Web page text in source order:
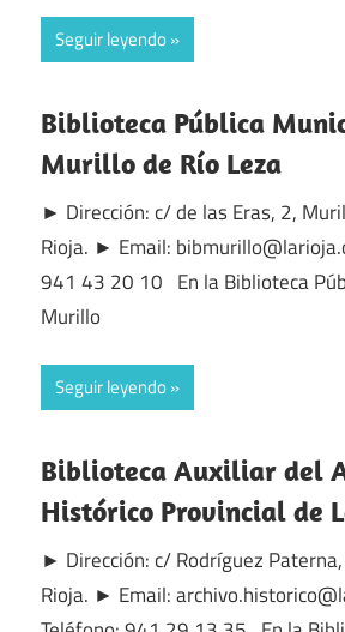
Seguir leyendo
Biblioteca Pública
Murillo de Río Leza
► Dirección: c/ de las Eras, 2,
Rioja. ► Email:
941 43 20 10 En la Biblioteca
Murillo
Seguir leyendo
Biblioteca Auxiliar del
Histórico Provincial de
► Dirección: c/ Rodríguez
Rioja. ► Email: